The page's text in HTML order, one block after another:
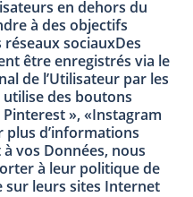
en dehors du
à des objectifs
sociauxDes
être enregistrés via le
de l’Utilisateur par les
utilise des boutons
», «Instagram
plus d’informations
vos Données, nous
à leur politique de
sur leurs sites Internet